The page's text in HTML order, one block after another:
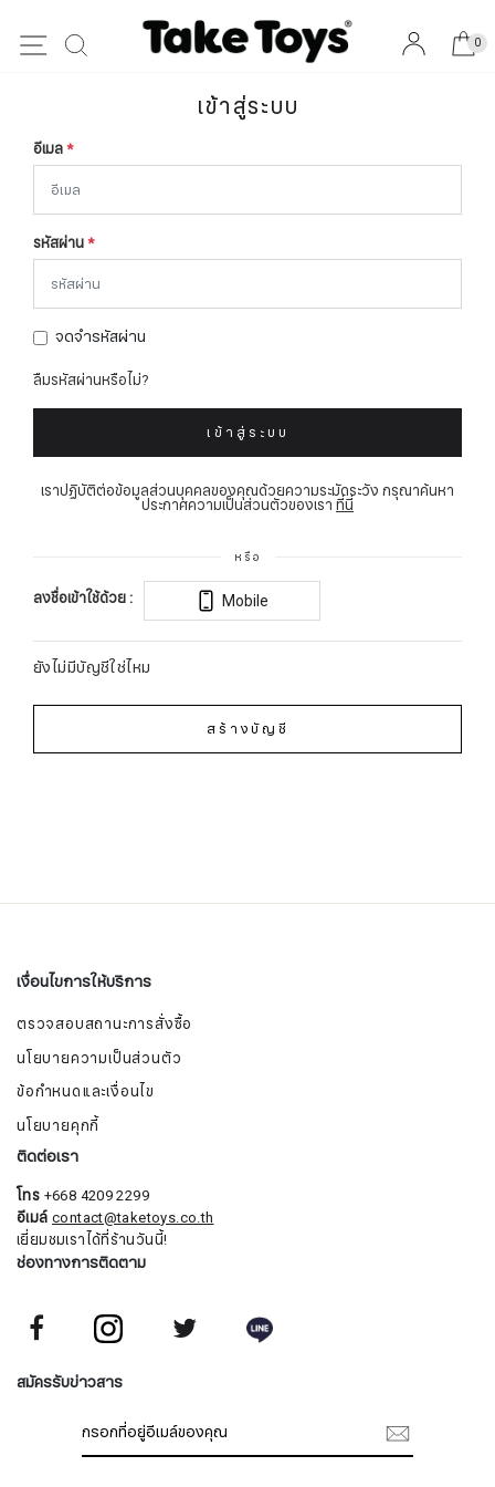
0
เข้าสู่ระบบ
อีเมล*
รหัสผ่าน*
จดจำรหัสผ่าน
ลืมรหัสผ่านหรือไม่?
เข้าสู่ระบบ
เราปฏิบัติต่อข้อมูลส่วนบุคคลของคุณด้วยความระมัดระวัง กรุณาค้นหา
ประกาศความเป็นส่วนตัวของเรา ที่นี่
หรือ
ลงชื่อเข้าใช้ด้วย : Mobile
ยังไม่มีบัญชีใช่ไหม
สร้างบัญชี
เงื่อนไขการให้บริการ
ตรวจสอบสถานะการสั่งซื้อ
นโยบายความเป็นส่วนตัว
ข้อกำหนดและเงื่อนไข
นโยบายคุกกี้
ติดต่อเรา
โทร +668 4209 2299
อีเมล์ contact@taketoys.co.th
เยี่ยมชมเราได้ที่ร้านวันนี้!
ช่องทางการติดตาม
สมัครรับข่าวสาร